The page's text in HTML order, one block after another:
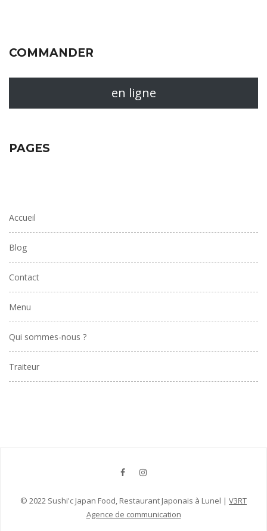
COMMANDER
en ligne
PAGES
Accueil
Blog
Contact
Menu
Qui sommes-nous ?
Traiteur
© 2022 Sushi'c Japan Food, Restaurant Japonais à Lunel | V3RT
Agence de communication